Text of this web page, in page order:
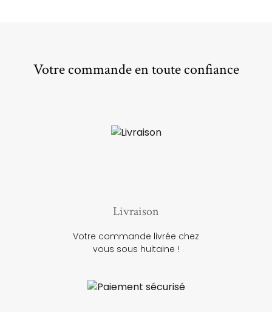
Votre commande en toute confiance
Livraison
Votre commande livrée chez
vous sous huitaine !